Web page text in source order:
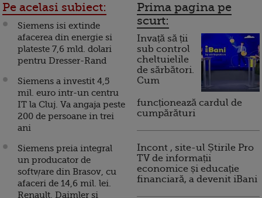
Pe acelasi subiect:
Siemens isi extinde
afacerea din energie si
plateste 7,6 mld. dolari
pentru Dresser-Rand
Siemens a investit 4,5
mil. euro intr-un centru
IT la Cluj. Va angaja peste
200 de persoane in trei
ani
Siemens preia integral
un producator de
software din Brasov, cu
afaceri de 14,6 mil. lei.
Renault, Daimler si
Prima pagina pe
scurt:
Invață să ții
sub control
cheltuielile
de sărbători.
Cum
funcționează cardul de
cumpărături
Incont , site-ul Știrile Pro
TV de informații
economice și educație
financiară, a devenit iBani